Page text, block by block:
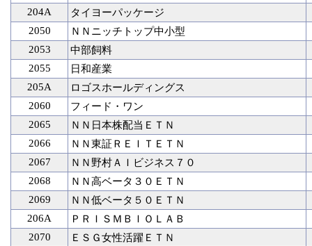
204A
タイヨーパッケージ
2050
ＮＮニッチトップ中小型
2053
中部飼料
2055
日和産業
205A
ロゴスホールディングス
2060
フィード・ワン
2065
ＮＮ日本株配当ＥＴＮ
2066
ＮＮ東証ＲＥＩＴＥＴＮ
2067
ＮＮ野村ＡＩビジネス７０
2068
ＮＮ高ベータ３０ＥＴＮ
2069
ＮＮ低ベータ５０ＥＴＮ
206A
ＰＲＩＳＭＢＩＯＬＡＢ
2070
ＥＳＧ女性活躍ＥＴＮ